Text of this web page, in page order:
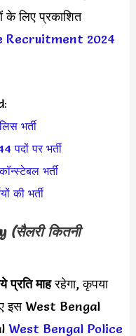
लिए प्रकाशित
Recruitment 2024
भर्ती
पदों पर भर्ती
भर्ती
की भर्ती
(सैलरी कितनी
माहरहेगा, कृपया
इस West Bengal
West Bengal Police